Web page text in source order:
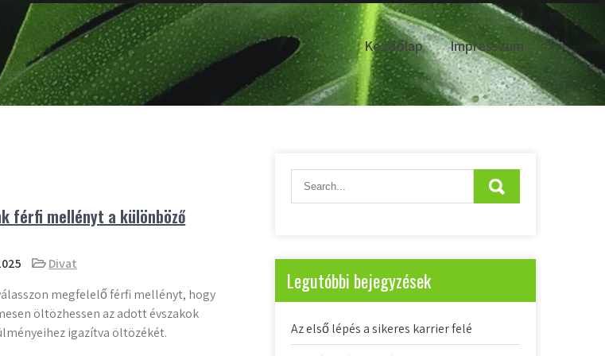
Kezdőlap Impresszum
férfi mellényt a különböző
Divat
megfelelő férfi mellényt, hogy
öltözhessen az adott évszakok
igazítva öltözékét.
Legutóbbi bejegyzések
Az első lépés a sikeres karrier felé